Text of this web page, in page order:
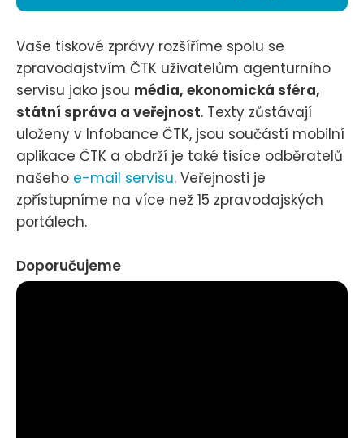
Vaše tiskové zprávy rozšíříme spolu se
zpravodajstvím ČTK uživatelům agenturního
servisu jako jsou média, ekonomická sféra,
státní správa a veřejnost. Texty zůstávají
uloženy v Infobance ČTK, jsou součástí mobilní
aplikace ČTK a obdrží je také tisíce odběratelů
našeho e-mail servisu. Veřejnosti je
zpřístupníme na více než 15 zpravodajských
portálech.
Doporučujeme